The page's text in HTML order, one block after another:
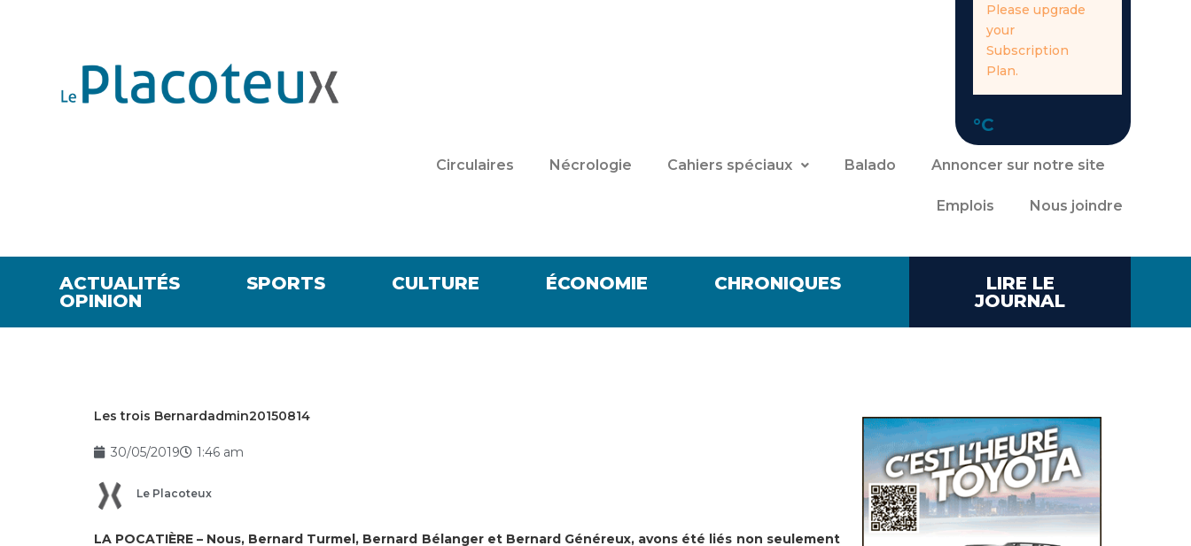
Please upgrade
your
Subscription
Plan.
°C
Circulaires Nécrologie Cahiers spéciaux Balado Annoncer sur notre site
Emplois Nous joindre
ACTUALITÉS SPORTS CULTURE ÉCONOMIE
CHRONIQUES
OPINION
LIRE LE
JOURNAL
Les trois Bernardadmin20150814
30/05/2019 1:46 am
Le Placoteux
LA POCATIÈRE – Nous, Bernard Turmel, Bernard Bélanger et Bernard Généreux, avons été liés non seulement